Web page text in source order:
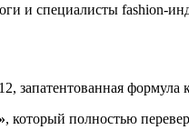
и специалисты fashion-
запатентованная
, который полностью